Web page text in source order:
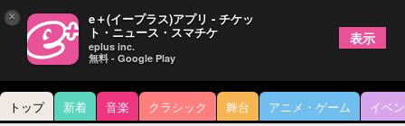
トップ 新着 音楽 クラシック 舞台 アニメ・ゲーム イベ
× e＋(イープラス)アプリ - チケッ
ト・ニュース・スマチケ
eplus inc.
無料 - Google Play
表示